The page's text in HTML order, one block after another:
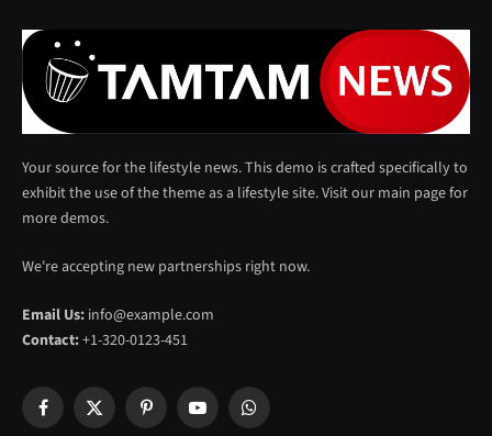
Your source for the lifestyle news. This demo is crafted specifically to
exhibit the use of the theme as a lifestyle site. Visit our main page for
more demos.
We're accepting new partnerships right now.
Email Us: info@example.com
Contact:+1-320-0123-451
Facebook
X
PinterestYouTubeWhatsApp